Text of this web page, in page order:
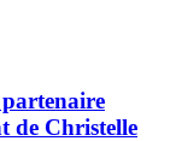
de Christelle